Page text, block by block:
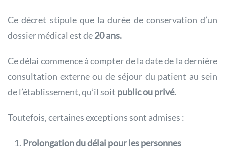
Ce décret stipule que la durée de conservation d’un
dossier médical est de20 ans.
Ce délai commence à compter de la date de la dernière
consultation externe ou de séjour du patient au sein
de l’établissement, qu’il soit public ou privé.
Toutefois, certaines exceptions sont admises :
Prolongation du délai pour les personnes